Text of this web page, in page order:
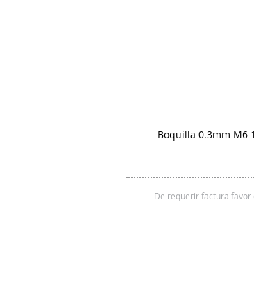
Boquilla 0.3mm M6
De requerir factura